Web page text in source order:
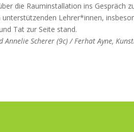
die Rauminstallation ins Gespräch
unterstützenden Lehrer*innen,
Tat zur Seite stand.
Annelie Scherer (9c) / Ferhat Ayne,